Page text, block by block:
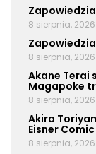
8 sierpnia, 2026
8 sierpnia, 2026
Akane Terai
Magapoke
8 sierpnia, 2026
Akira
Eisner
8 sierpnia, 2026